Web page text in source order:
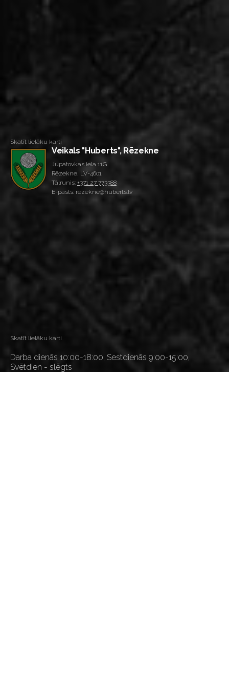
Skatīt lielāku karti
Veikals "Huberts", Rēzekne
Jupatovkas iela 11G
Rēzekne, LV-4601
Tālrunis: +371 27 773388
E-pasts: rezekne@huberts.lv
Skatīt lielāku karti
Darba dienās 10:00-18:00, Sestdienās 9:00-15:00,
Svētdien - slēgts